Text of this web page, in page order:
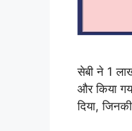
सेबी ने 1
और किया
दिया,